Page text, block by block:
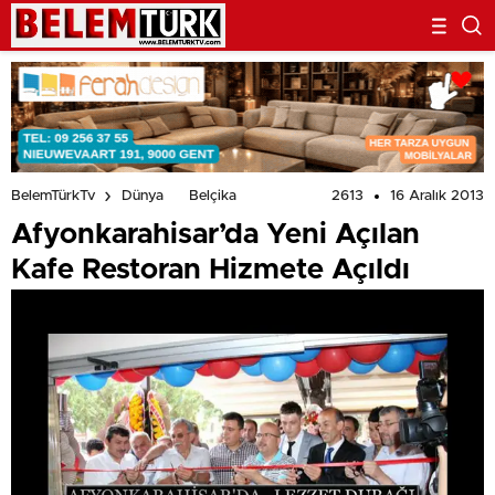
BelemTürkTv Dünya Belçika 2613 16 Aralık 2013
Afyonkarahisar’da Yeni Açılan
Kafe Restoran Hizmete Açıldı